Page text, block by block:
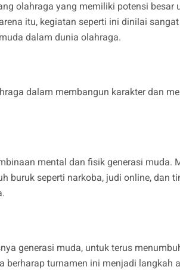
olahraga yang memiliki potensi besar
itu, kegiatan seperti ini dinilai
dalam dunia olahraga.
dalam membangun karakter dan
mental dan fisik generasi muda.
buruk seperti narkoba, judi online, dan
generasi muda, untuk terus
berharap turnamen ini menjadi langkah